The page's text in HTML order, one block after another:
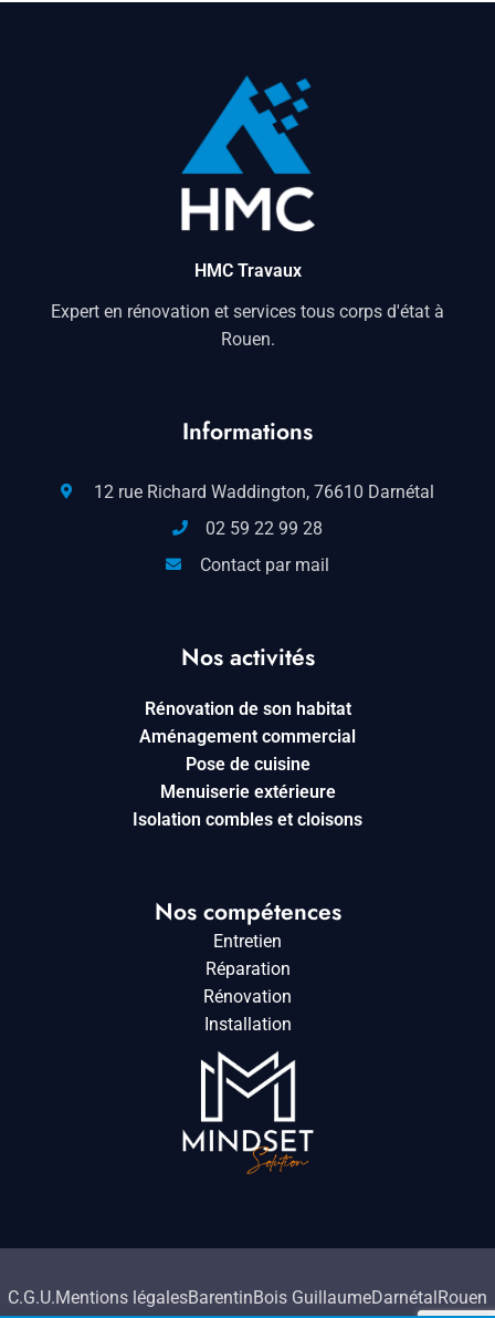
HMC Travaux
Expert en rénovation et services tous corps d'état à
Rouen.
Informations
12 rue Richard Waddington, 76610 Darnétal
02 59 22 99 28
Contact par mail
Nos activités
Rénovation de son habitat
Aménagement commercial
Pose de cuisine
Menuiserie extérieure
Isolation combles et cloisons
Nos compétences
Entretien
Réparation
Rénovation
Installation
C.G.U.Mentions légalesBarentinBois GuillaumeDarnétalRouen